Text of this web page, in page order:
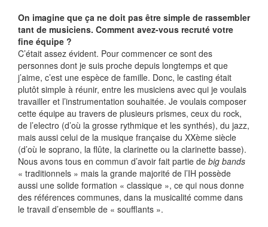
On imagine que ça ne doit pas être simple de rassembler
tant de musiciens. Comment avez-vous recruté votre
fine équipe ?
C’était assez évident. Pour commencer ce sont des
personnes dont je suis proche depuis longtemps et que
j’aime, c’est une espèce de famille. Donc, le casting était
plutôt simple à réunir, entre les musiciens avec qui je voulais
travailler et l’instrumentation souhaitée. Je voulais composer
cette équipe au travers de plusieurs prismes, ceux du rock,
de l’electro (d’où la grosse rythmique et les synthés), du jazz,
mais aussi celui de la musique française du XXème siècle
(d’où le soprano, la flûte, la clarinette ou la clarinette basse).
Nous avons tous en commun d’avoir fait partie de big bands
« traditionnels » mais la grande majorité de l’IH possède
aussi une solide formation « classique », ce qui nous donne
des références communes, dans la musicalité comme dans
le travail d’ensemble de « soufflants ».